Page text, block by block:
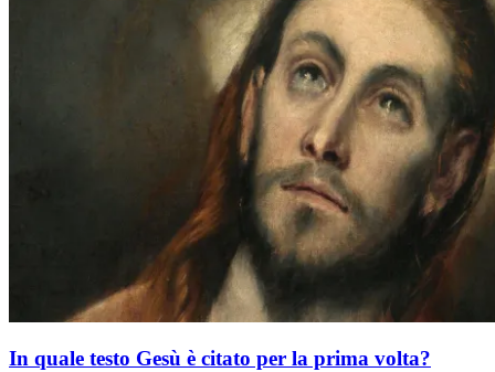
In quale testo Gesù è citato per la prima volta?